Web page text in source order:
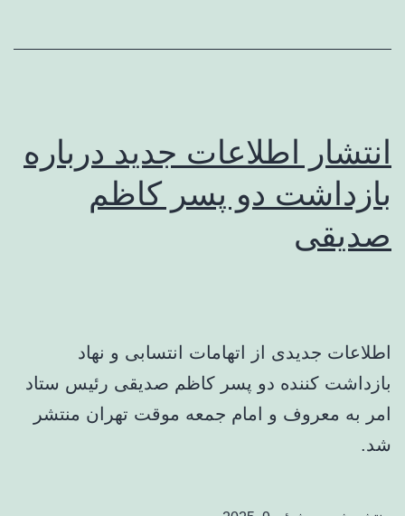
انتشار اطلاعات جدید درباره
بازداشت دو پسر کاظم
صدیقی
اطلاعات جدیدی از اتهامات انتسابی و نهاد
بازداشت کننده دو پسر کاظم صدیقی رئیس ستاد
امر به معروف و امام جمعه موقت تهران منتشر
شد.